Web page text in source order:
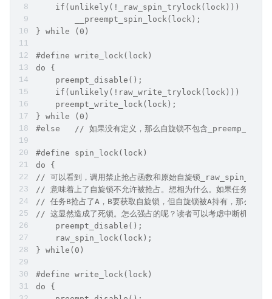
    if(unlikely(!_raw_spin_trylock(lock)))
        __preempt_spin_lock(lock);
} while (0)
#define write_lock(lock)
do {
    preempt_disable();
    if(unlikely(!raw_write_trylock(lock)))
    preempt_write_lock(lock);
} while (0)
#define spin_lock(lock)
do {
// 可以看到，调用禁止抢占函数和原始自旋锁_raw_spin_lock
// 意味着上了自旋锁不允许被抢占。想相为什么。如果任务A持有
// 任务B抢占了A，B要获取自旋锁，但自旋锁被A持有，那么B只
// 这显然造成了死锁。怎么强占的呢？读者可以考虑中断机制和
    preempt_disable();
    raw_spin_lock(lock);
} while(0)
#define write_lock(lock)
do {